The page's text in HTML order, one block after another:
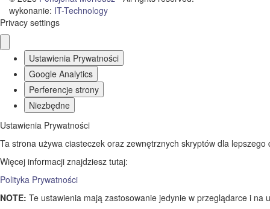
wykonanie: IT-Technology
Privacy settings
Ustawienia Prywatności
Google Analytics
Perferencje strony
Niezbędne
Ustawienia Prywatności
Ta strona używa ciasteczek oraz zewnętrznych skryptów dla
Więcej informacji znajdziesz tutaj:
Polityka Prywatności
NOTE: Te ustawienia mają zastosowanie jedynie w przeglądarce i na